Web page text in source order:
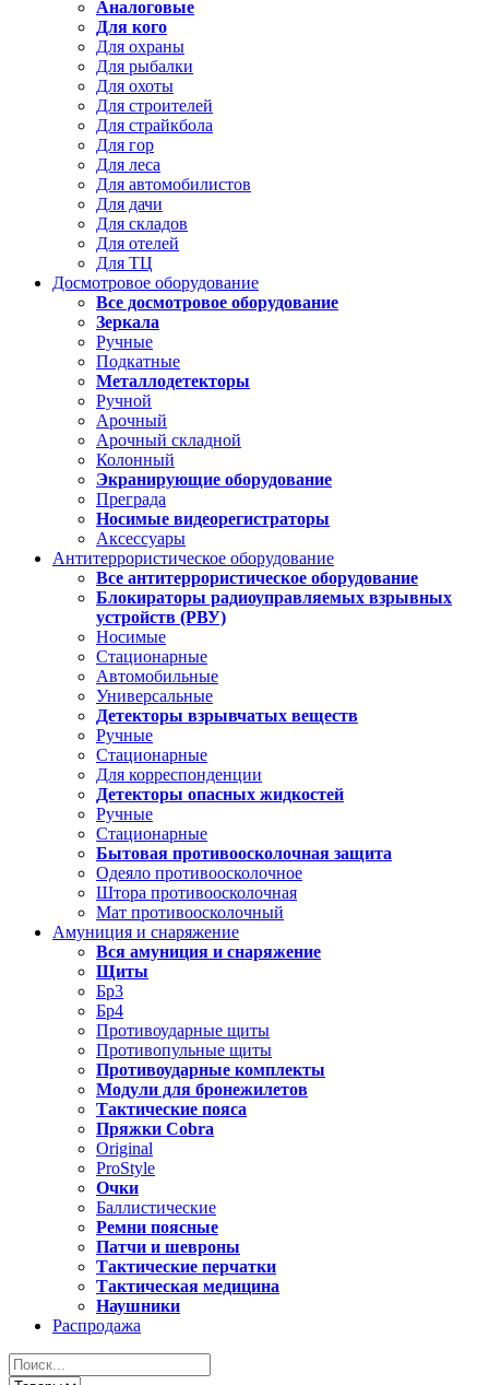
Аналоговые
Для кого
Для охраны
Для рыбалки
Для охоты
Для строителей
Для страйкбола
Для гор
Для леса
Для автомобилистов
Для дачи
Для складов
Для отелей
Для ТЦ
Досмотровое оборудование
Все досмотровое оборудование
Зеркала
Ручные
Подкатные
Металлодетекторы
Ручной
Арочный
Арочный складной
Колонный
Экранирующие оборудование
Преграда
Носимые видеорегистраторы
Аксессуары
Антитеррористическое оборудование
Все антитеррористическое оборудование
Блокираторы радиоуправляемых взрывных
устройств (РВУ)
Носимые
Стационарные
Автомобильные
Универсальные
Детекторы взрывчатых веществ
Ручные
Стационарные
Для корреспонденции
Детекторы опасных жидкостей
Ручные
Стационарные
Бытовая противоосколочная защита
Одеяло противоосколочное
Штора противоосколочная
Мат противоосколочный
Амуниция и снаряжение
Вся амуниция и снаряжение
Щиты
Бр3
Бр4
Противоударные щиты
Противопульные щиты
Противоударные комплекты
Модули для бронежилетов
Тактические пояса
Пряжки Cobra
Original
ProStyle
Очки
Баллистические
Ремни поясные
Патчи и шевроны
Тактические перчатки
Тактическая медицина
Наушники
Распродажа